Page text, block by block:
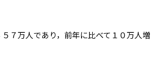
７万人であり，前年に比べて１０万人増